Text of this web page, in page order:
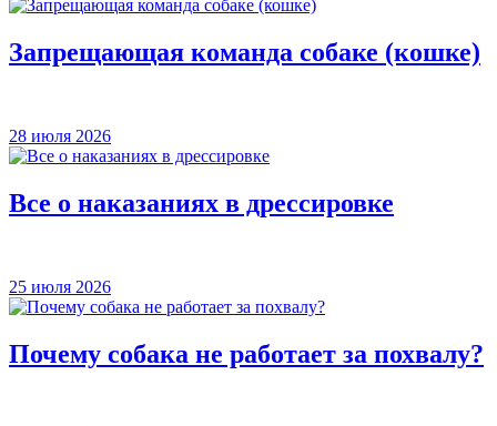
Запрещающая команда собаке (кошке)
28 июля 2026
Все о наказаниях в дрессировке
25 июля 2026
Почему собака не работает за похвалу?